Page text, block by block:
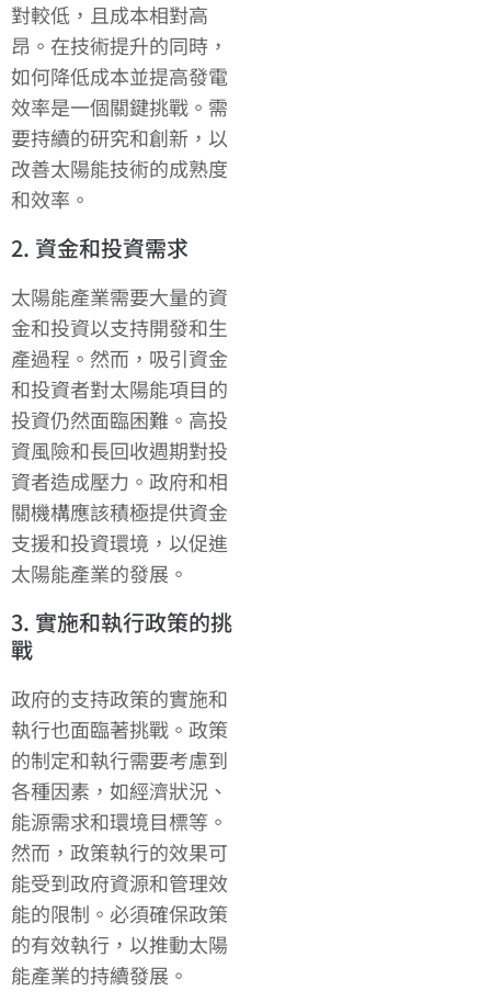
對較低，且成本相對高
昂。在技術提升的同時，
如何降低成本並提高發電
效率是一個關鍵挑戰。需
要持續的研究和創新，以
改善太陽能技術的成熟度
和效率。
2. 資金和投資需求
太陽能產業需要大量的資
金和投資以支持開發和生
產過程。然而，吸引資金
和投資者對太陽能項目的
投資仍然面臨困難。高投
資風險和長回收週期對投
資者造成壓力。政府和相
關機構應該積極提供資金
支援和投資環境，以促進
太陽能產業的發展。
3. 實施和執行政策的挑
戰
政府的支持政策的實施和
執行也面臨著挑戰。政策
的制定和執行需要考慮到
各種因素，如經濟狀況、
能源需求和環境目標等。
然而，政策執行的效果可
能受到政府資源和管理效
能的限制。必須確保政策
的有效執行，以推動太陽
能產業的持續發展。